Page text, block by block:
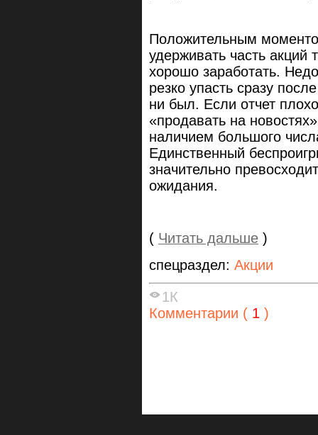
Положительным
удерживать часть
хорошо заработать.
резко упасть сразу
ни был. Если отчет
«продавать на
наличием большого
Единственный
значительно
ожидания.
( Читать дальше )
спецраздел: Акции
1К
Комментарии ( 1 )